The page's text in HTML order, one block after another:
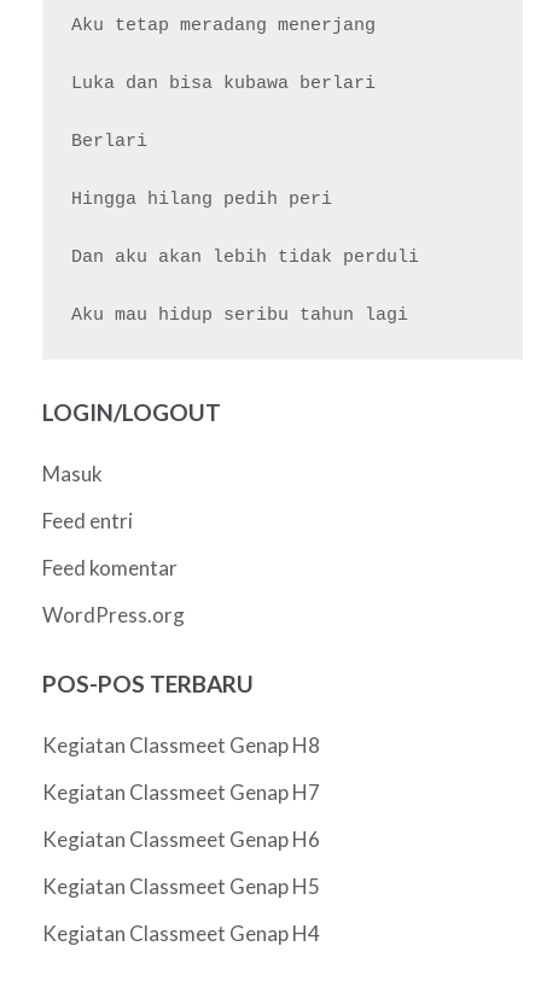
Aku tetap meradang menerjang
Luka dan bisa kubawa berlari
Berlari
Hingga hilang pedih peri
Dan aku akan lebih tidak perduli
LOGIN/LOGOUT
Masuk
Feed entri
Feed komentar
WordPress.org
POS-POS TERBARU
Kegiatan Classmeet Genap H8
Kegiatan Classmeet Genap H7
Kegiatan Classmeet Genap H6
Kegiatan Classmeet Genap H5
Kegiatan Classmeet Genap H4